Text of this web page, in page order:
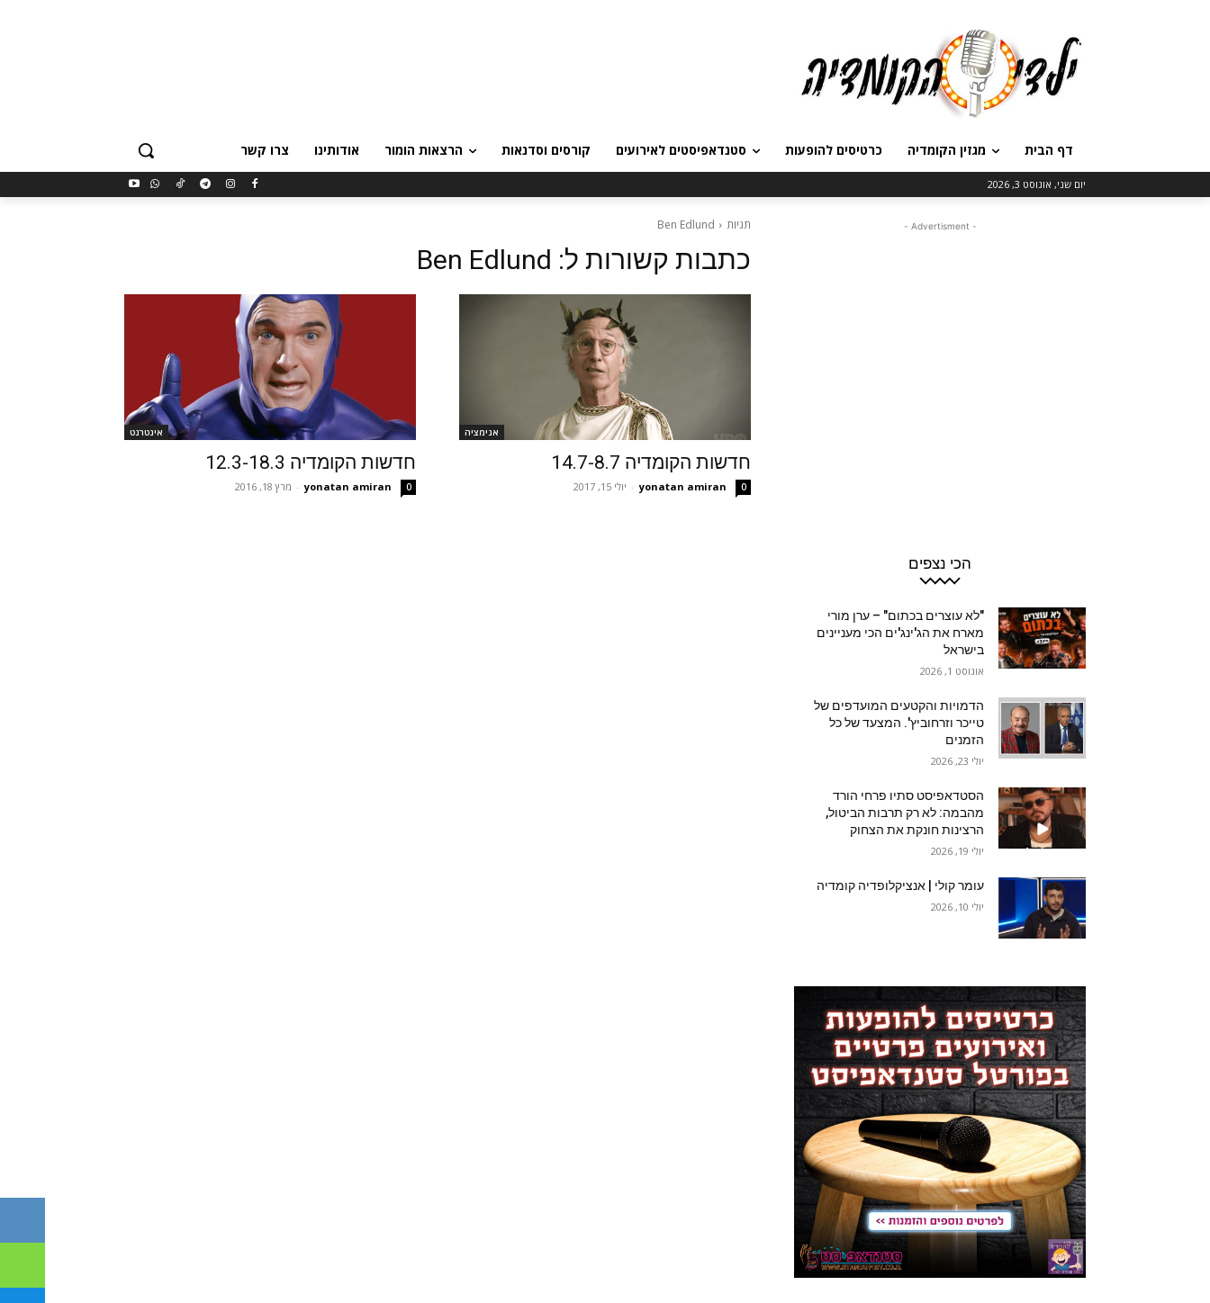
דף הבית מגזין הקומדיה כרטיסים להופעות סטנדאפיסטים לאירועים קורסים וסדנאות הרצאות הומור אודותינו צרו קשר
יום שני, אוגוסט 3, 2026
תגיות Ben Edlund
כתבות קשורות ל: Ben Edlund
אנימציה
חדשות הקומדיה 14.7-8.7
yonatan amiran
- יולי 15, 2017 0
אינטרנט
חדשות הקומדיה 12.3-18.3
yonatan amiran
- מרץ 18, 2016 0
- Advertisment -
הכי נצפים
"לא עוצרים בכתום" – ערן מורי
מארח את הג'ינג'ים הכי מעניינים
בישראל
אוגוסט 1, 2026
הדמויות והקטעים המועדפים של
טייכר וזרחוביץ'. המצעד של כל
הזמנים
יולי 23, 2026
הסטדאפיסט סתיו פרחי הורד
מהבמה: לא רק תרבות הביטול,
הרצינות חונקת את הצחוק
יולי 19, 2026
עומר קולי | אנציקלופדיה קומדיה
יולי 10, 2026